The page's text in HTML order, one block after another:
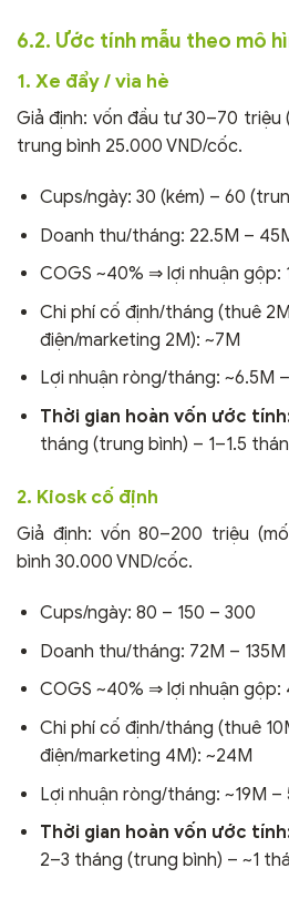
6.2. Ước tính mẫu theo mô
1. Xe đẩy / vỉa hè
Giả định: vốn đầu tư 30–70 triệu
trung bình 25.000 VND/cốc.
Cups/ngày: 30 (kém) – 60
Doanh thu/tháng: 22.5M –
COGS ~40% ⇒ lợi nhuận gộp:
Chi phí cố định/tháng (thuê
điện/marketing 2M): ~7M
Lợi nhuận ròng/tháng: ~6.5M
Thời gian hoàn vốn ước
tháng (trung bình) – 1–1.5
2. Kiosk cố định
Giả định: vốn 80–200 triệu
bình 30.000 VND/cốc.
Cups/ngày: 80 – 150 – 300
Doanh thu/tháng: 72M –
COGS ~40% ⇒ lợi nhuận gộp:
Chi phí cố định/tháng (thuê
điện/marketing 4M): ~24M
Lợi nhuận ròng/tháng: ~19M –
Thời gian hoàn vốn ước
2–3 tháng (trung bình) – ~1